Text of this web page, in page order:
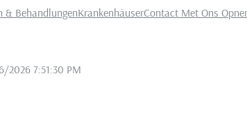
& BehandlungenKrankenhäuserContact Met Ons
2026 7:51:30 PM